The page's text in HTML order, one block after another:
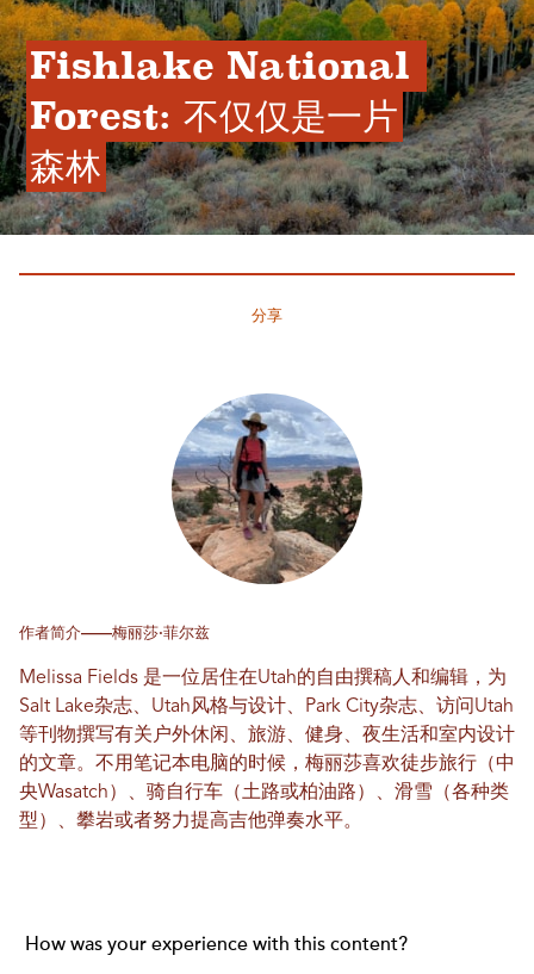
Fishlake National
Forest: 不仅仅是一片
森林
分享
作者简介——梅丽莎·菲尔兹
Melissa Fields 是一位居住在Utah的自由撰稿人和编辑，为
Salt Lake杂志、Utah风格与设计、Park City杂志、访问Utah
等刊物撰写有关户外休闲、旅游、健身、夜生活和室内设计
的文章。不用笔记本电脑的时候，梅丽莎喜欢徒步旅行（中
央Wasatch）、骑自行车（土路或柏油路）、滑雪（各种类
型）、攀岩或者努力提高吉他弹奏水平。